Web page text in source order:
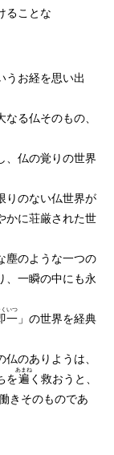
ることな
うお経を思い出
る仏そのもの、
、仏の覚りの世界
りのない仏世界が
かに荘厳された世
塵のような一つの
、一瞬の中にも永
一
いつ
」の世界を経典
のありようは、
を遍
あまね
く救おうと、
きそのものであ